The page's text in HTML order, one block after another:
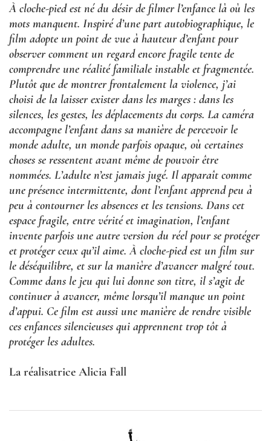
À cloche-pied est né du désir de filmer l’enfance là où les
mots manquent. Inspiré d’une part autobiographique, le
film adopte un point de vue à hauteur d’enfant pour
observer comment un regard encore fragile tente de
comprendre une réalité familiale instable et fragmentée.
Plutôt que de montrer frontalement la violence, j’ai
choisi de la laisser exister dans les marges : dans les
silences, les gestes, les déplacements du corps. La caméra
accompagne l’enfant dans sa manière de percevoir le
monde adulte, un monde parfois opaque, où certaines
choses se ressentent avant même de pouvoir être
nommées. L’adulte n’est jamais jugé. Il apparaît comme
une présence intermittente, dont l’enfant apprend peu à
peu à contourner les absences et les tensions. Dans cet
espace fragile, entre vérité et imagination, l’enfant
invente parfois une autre version du réel pour se protéger
et protéger ceux qu’il aime. À cloche-pied est un film sur
le déséquilibre, et sur la manière d’avancer malgré tout.
Comme dans le jeu qui lui donne son titre, il s’agit de
continuer à avancer, même lorsqu’il manque un point
d’appui. Ce film est aussi une manière de rendre visible
ces enfances silencieuses qui apprennent trop tôt à
protéger les adultes.
La réalisatrice Alicia Fall